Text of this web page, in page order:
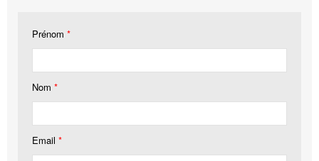
Prénom *
Nom *
Email *